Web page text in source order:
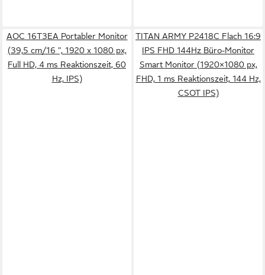
AOC 16T3EA Portabler Monitor
(39,5 cm/16 ", 1920 x 1080 px,
Full HD, 4 ms Reaktionszeit, 60
Hz, IPS)
TITAN ARMY P2418C Flach 16:9
IPS FHD 144Hz Büro-Monitor
Smart Monitor (1920×1080 px,
FHD, 1 ms Reaktionszeit, 144 Hz,
CSOT IPS)